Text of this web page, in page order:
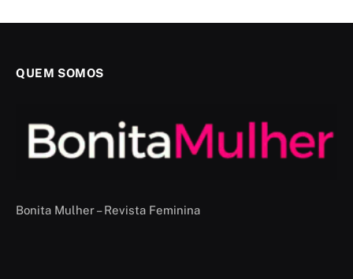
QUEM SOMOS
Bonita Mulher – Revista Feminina